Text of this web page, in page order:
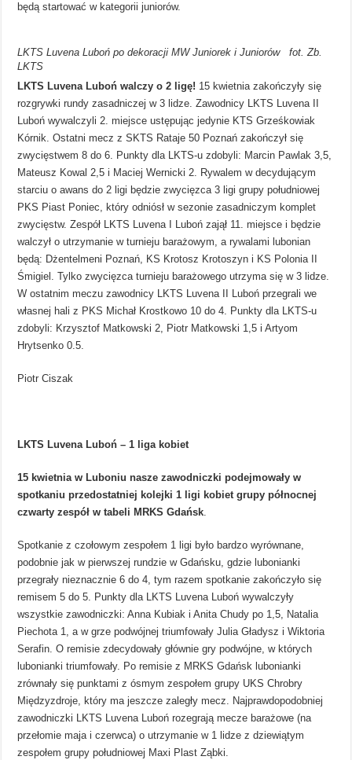
będą startować w kategorii juniorów.
LKTS Luvena Luboń po dekoracji MW Juniorek i Juniorów fot. Zb.
LKTS
LKTS Luvena Luboń walczy o 2 ligę! 15 kwietnia zakończyły się
rozgrywki rundy zasadniczej w 3 lidze. Zawodnicy LKTS Luvena II
Luboń wywalczyli 2. miejsce ustępując jedynie KTS Grześkowiak
Kórnik. Ostatni mecz z SKTS Rataje 50 Poznań zakończył się
zwycięstwem 8 do 6. Punkty dla LKTS-u zdobyli: Marcin Pawlak 3,5,
Mateusz Kowal 2,5 i Maciej Wernicki 2. Rywalem w decydującym
starciu o awans do 2 ligi będzie zwycięzca 3 ligi grupy południowej
PKS Piast Poniec, który odniósł w sezonie zasadniczym komplet
zwycięstw. Zespół LKTS Luvena I Luboń zajął 11. miejsce i będzie
walczył o utrzymanie w turnieju barażowym, a rywalami lubonian
będą: Dżentelmeni Poznań, KS Krotosz Krotoszyn i KS Polonia II
Śmigiel. Tylko zwycięzca turnieju barażowego utrzyma się w 3 lidze.
W ostatnim meczu zawodnicy LKTS Luvena II Luboń przegrali we
własnej hali z PKS Michał Krostkowo 10 do 4. Punkty dla LKTS-u
zdobyli: Krzysztof Matkowski 2, Piotr Matkowski 1,5 i Artyom
Hrytsenko 0.5.
Piotr Ciszak
LKTS Luvena Luboń – 1 liga kobiet
15 kwietnia w Luboniu nasze zawodniczki podejmowały w
spotkaniu przedostatniej kolejki 1 ligi kobiet grupy północnej
czwarty zespół w tabeli MRKS Gdańsk.
Spotkanie z czołowym zespołem 1 ligi było bardzo wyrównane,
podobnie jak w pierwszej rundzie w Gdańsku, gdzie lubonianki
przegrały nieznacznie 6 do 4, tym razem spotkanie zakończyło się
remisem 5 do 5. Punkty dla LKTS Luvena Luboń wywalczyły
wszystkie zawodniczki: Anna Kubiak i Anita Chudy po 1,5, Natalia
Piechota 1, a w grze podwójnej triumfowały Julia Gładysz i Wiktoria
Serafin. O remisie zdecydowały głównie gry podwójne, w których
lubonianki triumfowały. Po remisie z MRKS Gdańsk lubonianki
zrównały się punktami z ósmym zespołem grupy UKS Chrobry
Międzyzdroje, który ma jeszcze zaległy mecz. Najprawdopodobniej
zawodniczki LKTS Luvena Luboń rozegrają mecze barażowe (na
przełomie maja i czerwca) o utrzymanie w 1 lidze z dziewiątym
zespołem grupy południowej Maxi Plast Ząbki.